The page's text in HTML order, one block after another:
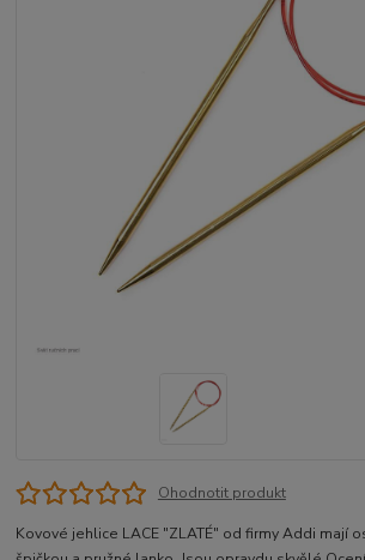
Ohodnotit produkt
Kovové jehlice LACE "ZLATÉ" od firmy Addi mají